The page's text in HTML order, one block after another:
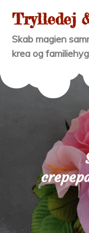
content
Trylledej
Skab magien
krea og